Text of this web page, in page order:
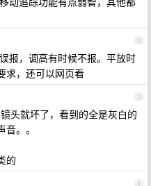
2
报，调高有时候不报。平放时
求，还可以网页看
3
头就坏了，看到的全是灰白的
。。
的
4